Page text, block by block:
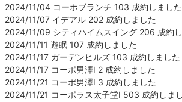
2024/11/04 コーポブランチ 103 成約しました
2024/11/07 イデアル 202 成約しました
2024/11/09 シティハイムスイング 206 成約
2024/11/11 遊眠 107 成約しました
2024/11/17 ガーデンヒルズ 103 成約しました
2024/11/17 コーポ男澤Ⅰ 2 成約しました
2024/11/21 コーポ男澤Ⅰ 3 成約しました
2024/11/21 コーポラス太子堂Ⅰ 503 成約しま